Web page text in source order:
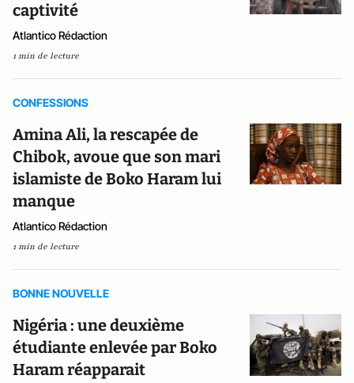
captivité
Atlantico Rédaction
1 min de lecture
CONFESSIONS
Amina Ali, la rescapée de
Chibok, avoue que son mari
islamiste de Boko Haram lui
manque
Atlantico Rédaction
1 min de lecture
BONNE NOUVELLE
Nigéria : une deuxième
étudiante enlevée par Boko
Haram réapparait